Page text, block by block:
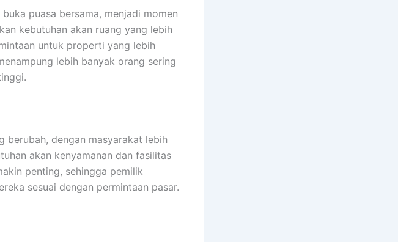
puasa bersama, menjadi momen
kebutuhan akan ruang yang lebih
untuk properti yang lebih
lebih banyak orang sering
berubah, dengan masyarakat lebih
akan kenyamanan dan fasilitas
penting, sehingga pemilik
sesuai dengan permintaan pasar.